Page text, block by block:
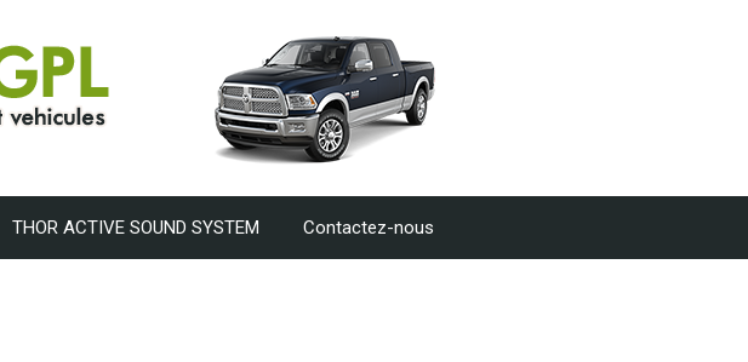
THOR ACTIVE SOUND SYSTEM Contactez-nous